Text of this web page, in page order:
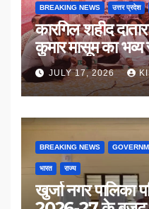
BREAKING NEWS उत्तर प्रदेश
कारगिल शहीद
कुमार मासूम का
का सम्मान
JULY 17, 2026
BREAKING NEWS
भारत राज्य
खुर्जा नगर पालिका